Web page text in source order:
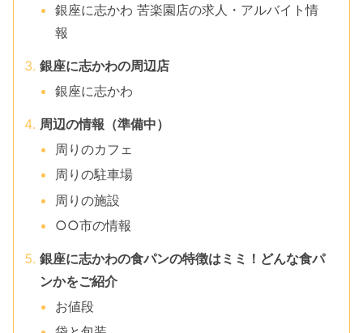
銀座に志かわ 苦楽園店の求人・アルバイト情
報
銀座に志かわの周辺店
銀座に志かわ
周辺の情報（準備中）
周りのカフェ
周りの駐車場
周りの施設
○○市の情報
銀座に志かわの食パンの特徴はミミ！どんな食パ
ンかをご紹介
お値段